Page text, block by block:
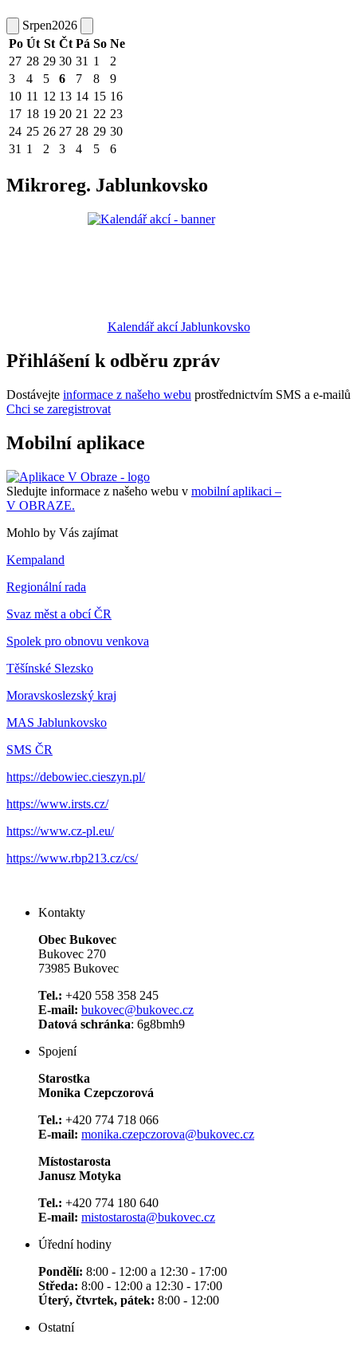
Srpen2026
Po Út St Čt Pá So Ne
27 28 29 30 31 1
2
3
4 5 6 7 8
9
10 11 12 13 14 15 16
17 18 19 20 21 22 23
24 25 26 27 28 29 30
31 1 2 3 4 5 6
Mikroreg. Jablunkovsko
Kalendář akcí Jablunkovsko
Přihlášení k odběru zpráv
Dostávejte informace z našeho webu prostřednictvím SMS a e-mailů
Chci se zaregistrovat
Mobilní aplikace
Sledujte informace z našeho webu v mobilní aplikaci –
V OBRAZE.
Mohlo by Vás zajímat
Kempaland
Regionální rada
Svaz měst a obcí ČR
Spolek pro obnovu venkova
Těšínské Slezsko
Moravskoslezský kraj
MAS Jablunkovsko
SMS ČR
https://debowiec.cieszyn.pl/
https://www.irsts.cz/
https://www.cz-pl.eu/
https://www.rbp213.cz/cs/
Kontakty
Obec Bukovec
Bukovec 270
73985 Bukovec
Tel.: +420 558 358 245
E-mail: bukovec@bukovec.cz
Datová schránka: 6g8bmh9
Spojení
Starostka
Monika Czepczorová
Tel.: +420 774 718 066
E-mail: monika.czepczorova@bukovec.cz
Místostarosta
Janusz Motyka
Tel.: +420 774 180 640
E-mail: mistostarosta@bukovec.cz
Úřední hodiny
Pondělí: 8:00 - 12:00 a 12:30 - 17:00
Středa: 8:00 - 12:00 a 12:30 - 17:00
Úterý, čtvrtek, pátek: 8:00 - 12:00
Ostatní